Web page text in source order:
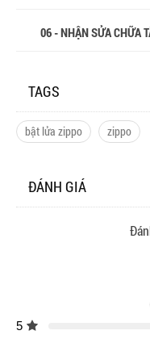
06 - NHẬN SỬA CHỮA
TAGS
bật lửa zippo zippo
ĐÁNH GIÁ
5